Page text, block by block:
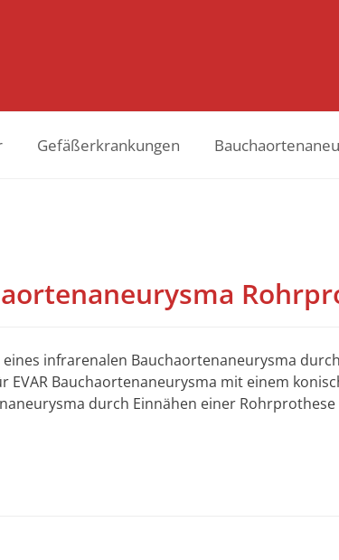
Gefäßerkrankungen
infrarenalen Bauchaortenaneurysma
EVAR Bauchaortenaneurysma mit einem
durch Einnähen einer Rohrprothese